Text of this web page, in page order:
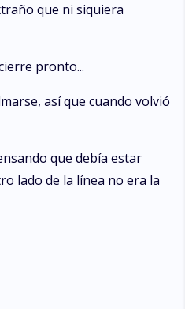
que ni siquiera
pronto...
así que cuando volvió
que debía estar
lado de la línea no era la